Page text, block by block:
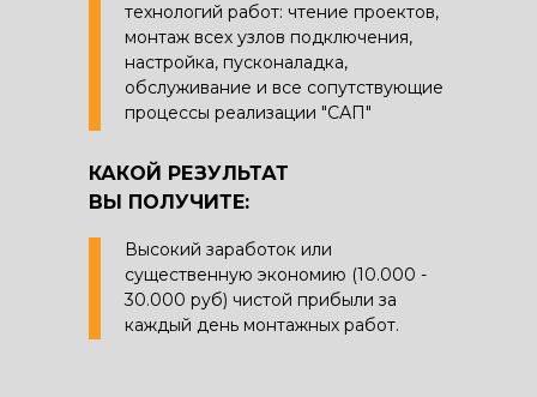
технологий работ: чтение проектов,
монтаж всех узлов подключения,
настройка, пусконаладка,
обслуживание и все сопутствующие
процессы реализации "САП"
КАКОЙ РЕЗУЛЬТАТ
ВЫ ПОЛУЧИТЕ:
Высокий заработок или
существенную экономию (10.000 -
30.000 руб) чистой прибыли за
каждый день монтажных работ.